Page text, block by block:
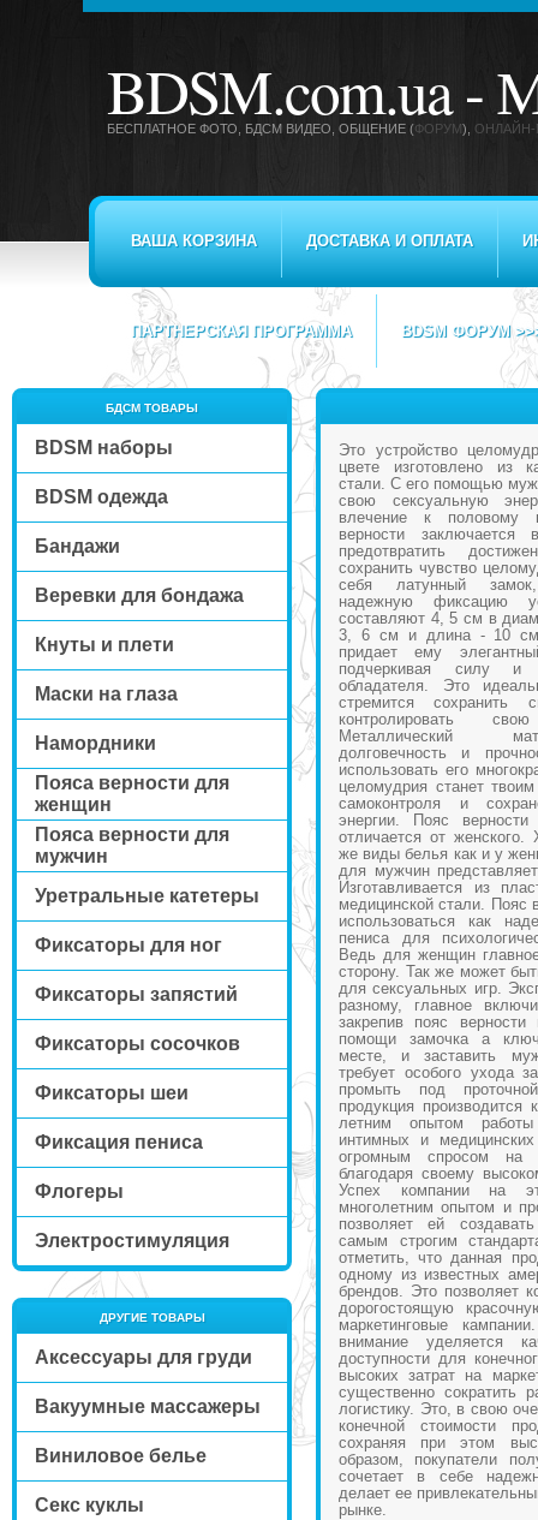
BDSM.com.ua -
БЕСПЛАТНОЕ ФОТО, БДСМ ВИДЕО , ОБЩЕНИЕ (ФОРУМ), ОНЛАЙН-
ВАША КОРЗИНА ДОСТАВКА И ОПЛАТА
ПАРТНЕРСКАЯ ПРОГРАММА BDSM ФОРУМ
БДСМ ТОВАРЫ
BDSM наборы
BDSM одежда
Бандажи
Веревки для бондажа
Кнуты и плети
Маски на глаза
Намордники
Пояса верности для
женщин
Пояса верности для
мужчин
Уретральные катетеры
Фиксаторы для ног
Фиксаторы запястий
Фиксаторы сосочков
Фиксаторы шеи
Фиксация пениса
Флогеры
Электростимуляция
ДРУГИЕ ТОВАРЫ
Аксессуары для груди
Вакуумные массажеры
Виниловое белье
Секс куклы
Это устройство
цвете изготовлено из
стали. С его помощью
свою сексуальную
влечение к половому
верности
предотвратить
сохранить чувство
себя латунный
надежную фиксацию
составляют 4, 5 см в
3, 6 см и длина - 10 см.
придает ему
подчеркивая силу и
обладателя. Это
стремится сохранить
контролировать
Металлический
долговечность и
использовать его
целомудрия станет
самоконтроля и
энергии. Пояс
отличается от женского.
же виды белья как и у
для мужчин
Изготавливается из
медицинской стали. Пояс
использоваться как
пениса для
Ведь для женщин
сторону. Так же может
для сексуальных игр.
разному, главное
закрепив пояс
помощи замочка а
месте, и заставить
требует особого ухода
промыть под
продукция
летним опытом
интимных и
огромным спросом
благодаря своему
Успех компании на
многолетним опытом и
позволяет ей
самым строгим
отметить, что данная
одному из известных
брендов. Это позволяет
дорогостоящую
маркетинговые
внимание уделяется
доступности для
высоких затрат на
существенно сократить
логистику. Это, в свою
конечной стоимости
сохраняя при этом
образом, покупатели
сочетает в себе
делает ее
рынке.